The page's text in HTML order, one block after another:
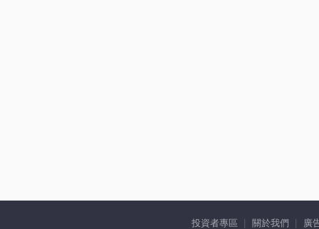
投資者專區 關於我們 廣